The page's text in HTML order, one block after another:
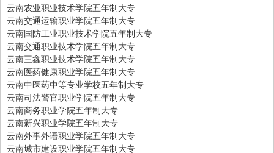
云南农业职业技术学院五年制大专
云南交通运输职业学院五年制大专
云南国防工业职业技术学院五年制大专
云南交通职业技术学院五年制大专
云南三鑫职业技术学院五年制大专
云南医药健康职业学院五年制大专
云南中医药中等专业学校五年制大专
云南司法警官职业学院五年制大专
云南商务职业学院五年制大专
云南新兴职业学院五年制大专
云南外事外语职业学院五年制大专
云南城市建设职业学院五年制大专